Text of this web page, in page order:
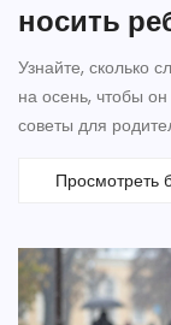
носить
Узнайте, сколько
на осень, чтобы
советы для
Просмотреть